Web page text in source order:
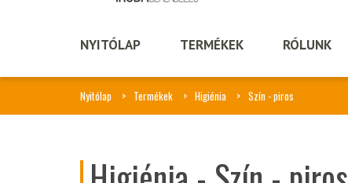
NYITÓLAP TERMÉKEK RÓLUNK
Nyitólap Termékek Higiénia Szín - piros